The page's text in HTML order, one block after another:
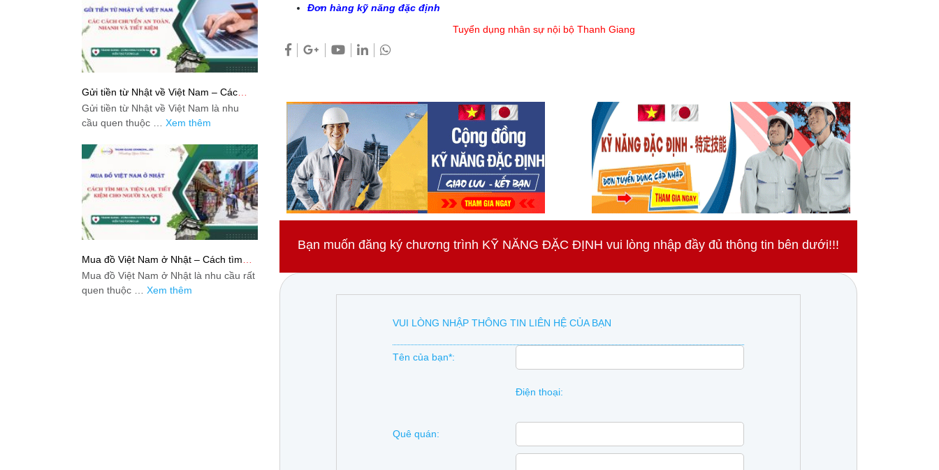
Đơn hàng kỹ năng đặc định
Tuyển dụng nhân sự nội bộ Thanh Giang
Bạn muốn đăng ký chương trình KỸ NĂNG ĐẶC ĐỊNH vui lòng nhập đầy đủ thông tin bên dưới!!!
VUI LÒNG NHẬP THÔNG TIN LIÊN HỆ CỦA BẠN
Tên của bạn*:
Điện thoại:
Quê quán:
Gửi tiền từ Nhật về Việt Nam – Các
cách chuyển an toàn, nhanh và tiết
kiệm
Gửi tiền từ Nhật về Việt Nam là nhu
cầu quen thuộc … Xem thêm
Mua đồ Việt Nam ở Nhật – Cách tìm
mua tiện lợi, tiết kiệm cho người xa quê
Mua đồ Việt Nam ở Nhật là nhu cầu rất
quen thuộc … Xem thêm